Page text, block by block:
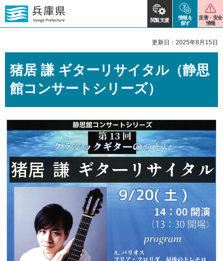
閲覧支援
情報を
探す
災害・安全
情報
更新日：2025年8月15日
猪居 謙 ギターリサイタル（静思
館コンサートシリーズ）